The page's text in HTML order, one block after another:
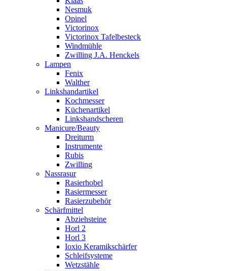
Nesmuk
Opinel
Victorinox
Victorinox Tafelbesteck
Windmühle
Zwilling J.A. Henckels
Lampen
Fenix
Walther
Linkshandartikel
Kochmesser
Küchenartikel
Linkshandscheren
Manicure/Beauty
Dreiturm
Instrumente
Rubis
Zwilling
Nassrasur
Rasierhobel
Rasiermesser
Rasierzubehör
Schärfmittel
Abziehsteine
Horl 2
Horl 3
Ioxio Keramikschärfer
Schleifsysteme
Wetzstähle